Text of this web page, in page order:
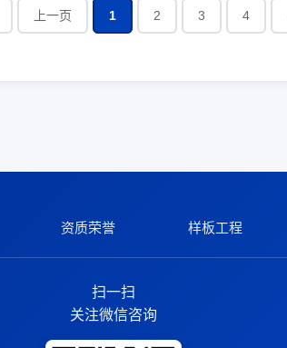
上一页 1 2 3 4
资质荣誉 样板工程
扫一扫
关注微信咨询